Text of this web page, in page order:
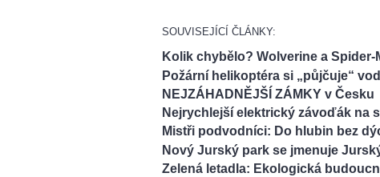
SOUVISEJÍCÍ ČLÁNKY:
Kolik chybělo? Wolverine a
Požární helikoptéra si „půjčuje“
NEJZÁHADNĚJŠÍ ZÁMKY v Česku
Nejrychlejší elektrický závoďák na
Mistři podvodníci: Do hlubin bez
Nový Jurský park se jmenuje
Zelená letadla: Ekologická